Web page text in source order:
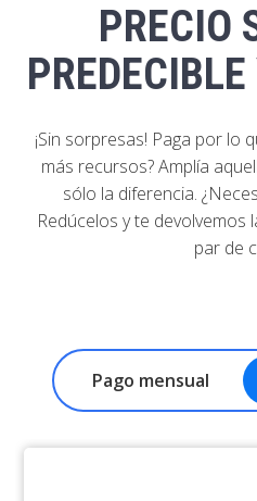
PRECIO
¡Sin sorpresas! Paga por lo
más recursos? Amplía
sólo la diferencia.
Redúcelos y te devolvemos
par de
Pago mensual